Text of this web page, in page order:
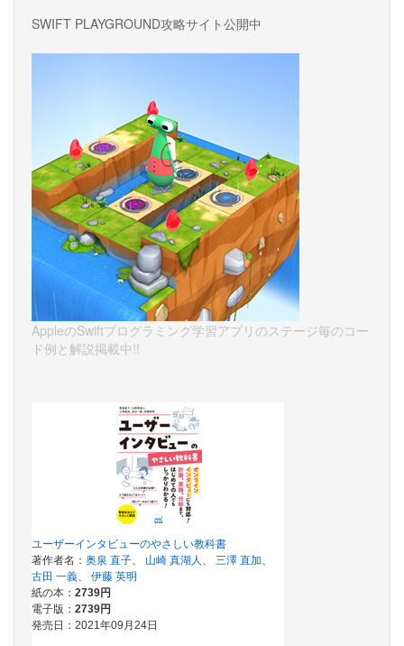
SWIFT PLAYGROUND攻略サイト公開中
AppleのSwiftプログラミング学習アプリのステージ毎のコー
ド例と解説掲載中!!